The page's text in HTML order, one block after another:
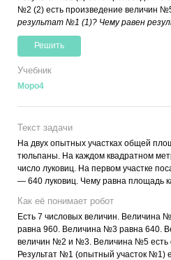
№2 (2) есть произведение величин
результат №1 (1)? Чему равен
Решить
Учебник
Моро4
Текст задачи
На двух опытных участках общей
тюльпаны. На каждом квадратном
число луковиц. На первом участке
— 640 луковиц. Чему равна площадь
Как её понимает робот
Есть 7 числовых величин. Величина
равна 960. Величина №3 равна 640.
величин №2 и №3. Величина №5
Результат №1 (опытный участок №1)